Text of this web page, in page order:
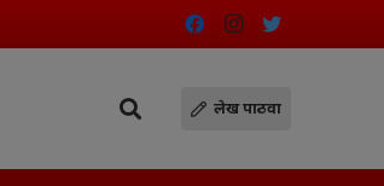
लेख पाठवा